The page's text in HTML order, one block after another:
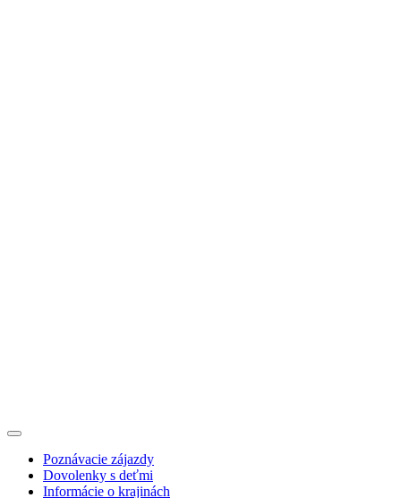
Poznávacie zájazdy
Dovolenky s deťmi
Informácie o krajinách